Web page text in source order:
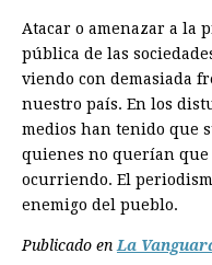
Atacar o amenazar a la
pública de las
viendo con demasiada
nuestro país. En los
medios han tenido que
quienes no querían que
ocurriendo. El
enemigo del pueblo.
Publicado en La